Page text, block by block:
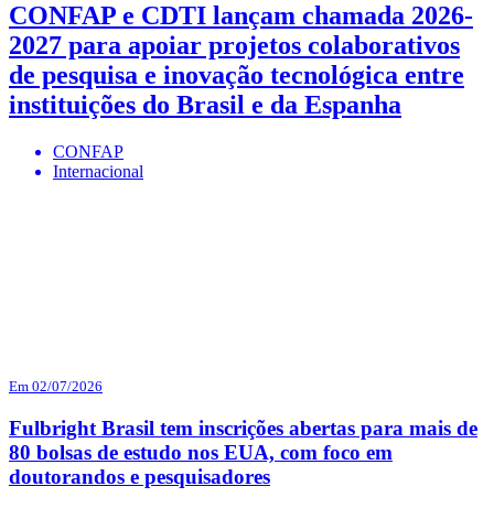
CONFAP e CDTI lançam chamada 2026-
2027 para apoiar projetos colaborativos
de pesquisa e inovação tecnológica entre
instituições do Brasil e da Espanha
CONFAP
Internacional
Em 02/07/2026
Fulbright Brasil tem inscrições abertas para mais de
80 bolsas de estudo nos EUA, com foco em
doutorandos e pesquisadores